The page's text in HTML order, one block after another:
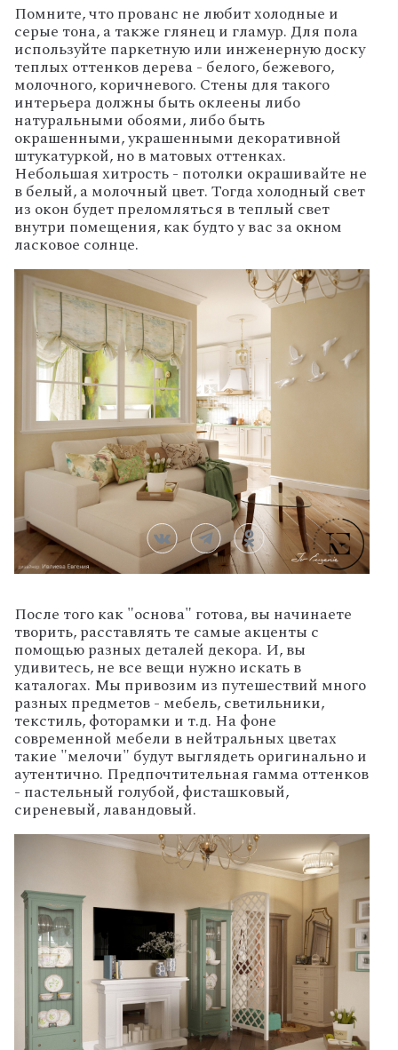
Помните, что прованс не любит холодные и
серые тона, а также глянец и гламур. Для пола
используйте паркетную или инженерную доску
теплых оттенков дерева - белого, бежевого,
молочного, коричневого. Стены для такого
интерьера должны быть оклеены либо
натуральными обоями, либо быть
окрашенными, украшенными декоративной
штукатуркой, но в матовых оттенках.
Небольшая хитрость - потолки окрашивайте не
в белый, а молочный цвет. Тогда холодный свет
из окон будет преломляться в теплый свет
внутри помещения, как будто у вас за окном
ласковое солнце.
После того как "основа" готова, вы начинаете
творить, расставлять те самые акценты с
помощью разных деталей декора. И, вы
удивитесь, не все вещи нужно искать в
каталогах. Мы привозим из путешествий много
разных предметов - мебель, светильники,
текстиль, фоторамки и т.д. На фоне
современной мебели в нейтральных цветах
такие "мелочи" будут выглядеть оригинально и
аутентично. Предпочтительная гамма оттенков
- пастельный голубой, фисташковый,
сиреневый, лавандовый.